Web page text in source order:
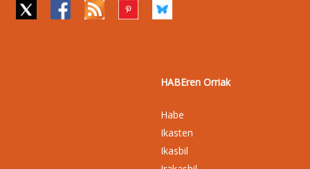
HABEren Orriak
Habe
Ikasten
Ikasbil